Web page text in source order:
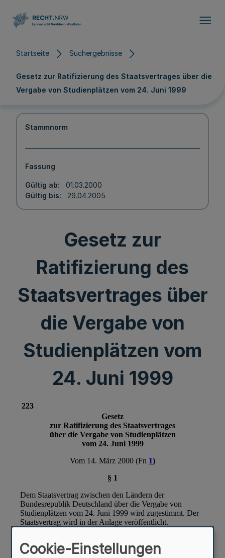
Startseite Suchergebnisse
Gesetz zur Ratifizierung des Staatsvertrages über die
Vergabe von Studienplätzen vom 24. Juni 1999
Stammnorm
Fassung
Gültig ab
01.03.2000
Gültig bis
29.04.2005
Gesetz zur
Ratifizierung des
Staatsvertrages über
die Vergabe von
Studienplätzen vom
24. Juni 1999
Cookie-Einstellungen